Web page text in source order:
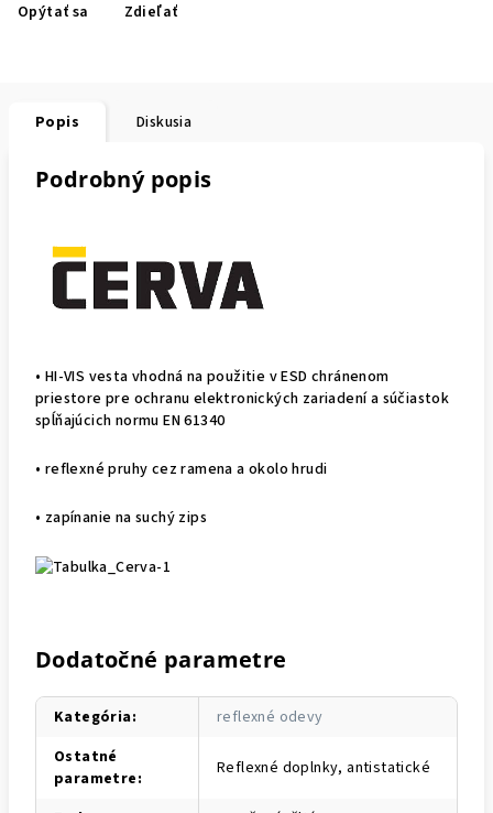
Opýtať sa Zdieľať
Popis Diskusia
Podrobný popis
• HI-VIS vesta vhodná na použitie v ESD chránenom
priestore pre ochranu elektronických zariadení a súčiastok
spĺňajúcich normu EN 61340
• reflexné pruhy cez ramena a okolo hrudi
• zapínanie na suchý zips
Dodatočné parametre
Kategória:
reflexné odevy
Ostatné
parametre: Reflexné doplnky, antistatické